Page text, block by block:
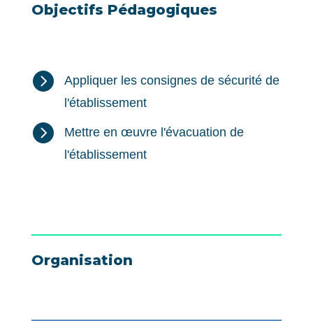
Objectifs Pédagogiques

Appliquer les consignes de sécurité de
l'établissement

Mettre en œuvre l'évacuation de
l'établissement
Organisation